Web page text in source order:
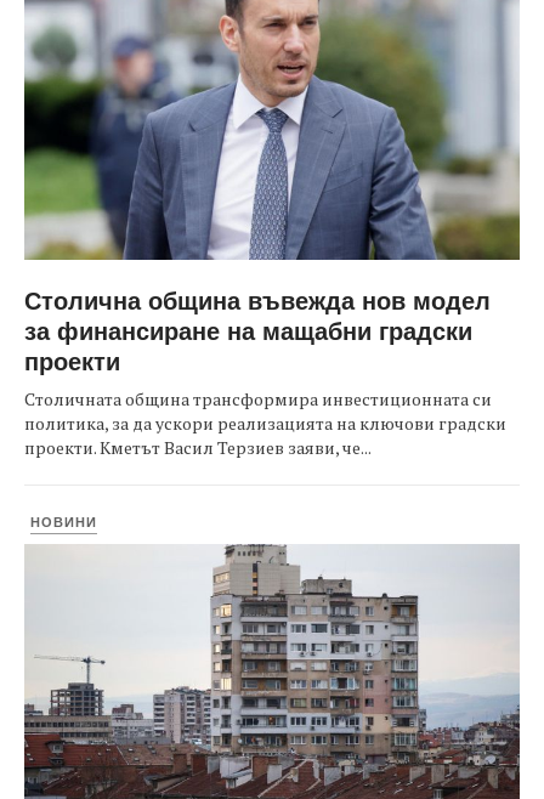
Столична община въвежда нов модел
за финансиране на мащабни градски
проекти
Столичната община трансформира инвестиционната си
политика, за да ускори реализацията на ключови градски
проекти. Кметът Васил Терзиев заяви, че...
НОВИНИ